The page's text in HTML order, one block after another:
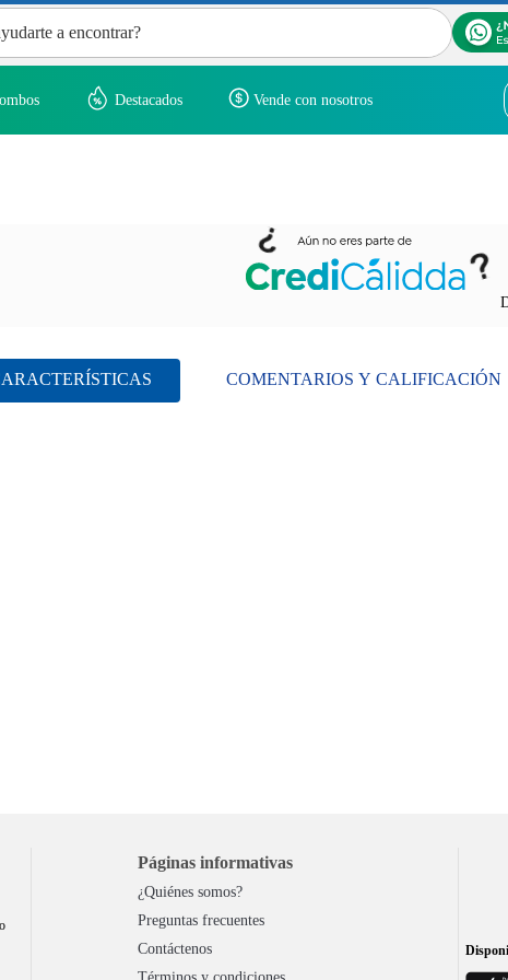
Destacados Vende con nosotros
COMENTARIOS Y CALIFICACIÓN
Páginas informativas
¿Quiénes somos?
Preguntas frecuentes
Contáctenos